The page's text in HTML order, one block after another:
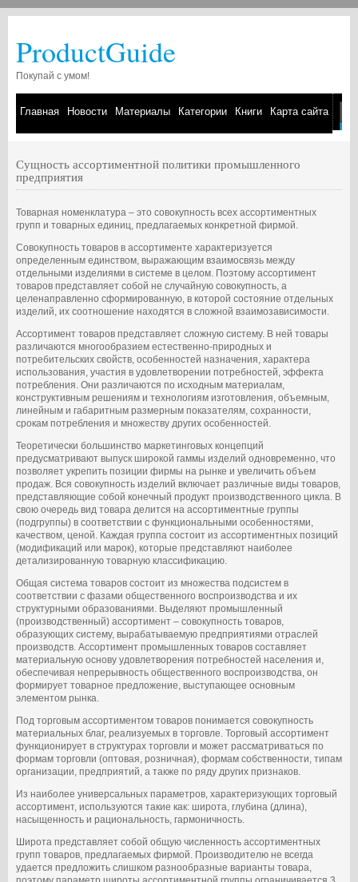
ProductGuide
Покупай с умом!
Главная Новости Материалы Категории Книги Карта сайта
Сущность ассортиментной политики промышленного
предприятия
Товарная номенклатура – это совокупность всех ассортиментных
групп и товарных единиц, предлагаемых конкретной фирмой.
Совокупность товаров в ассортименте характеризуется
определенным единством, выражающим взаимосвязь между
отдельными изделиями в системе в целом. Поэтому ассортимент
товаров представляет собой не случайную совокупность, а
целенаправленно сформированную, в которой состояние отдельных
изделий, их соотношение находятся в сложной взаимозависимости.
Ассортимент товаров представляет сложную систему. В ней товары
различаются многообразием естественно-природных и
потребительских свойств, особенностей назначения, характера
использования, участия в удовлетворении потребностей, эффекта
потребления. Они различаются по исходным материалам,
конструктивным решениям и технологиям изготовления, объемным,
линейным и габаритным размерным показателям, сохранности,
срокам потребления и множеству других особенностей.
Теоретически большинство маркетинговых концепций
предусматривают выпуск широкой гаммы изделий одновременно, что
позволяет укрепить позиции фирмы на рынке и увеличить объем
продаж. Вся совокупность изделий включает различные виды товаров,
представляющие собой конечный продукт производственного цикла. В
свою очередь вид товара делится на ассортиментные группы
(подгруппы) в соответствии с функциональными особенностями,
качеством, ценой. Каждая группа состоит из ассортиментных позиций
(модификаций или марок), которые представляют наиболее
детализированную товарную классификацию.
Общая система товаров состоит из множества подсистем в
соответствии с фазами общественного воспроизводства и их
структурными образованиями. Выделяют промышленный
(производственный) ассортимент – совокупность товаров,
образующих систему, вырабатываемую предприятиями отраслей
производств. Ассортимент промышленных товаров составляет
материальную основу удовлетворения потребностей населения и,
обеспечивая непрерывность общественного воспроизводства, он
формирует товарное предложение, выступающее основным
элементом рынка.
Под торговым ассортиментом товаров понимается совокупность
материальных благ, реализуемых в торговле. Торговый ассортимент
функционирует в структурах торговли и может рассматриваться по
формам торговли (оптовая, розничная), формам собственности, типам
организации, предприятий, а также по ряду других признаков.
Из наиболее универсальных параметров, характеризующих торговый
ассортимент, используются такие как: широта, глубина (длина),
насыщенность и рациональность, гармоничность.
Широта представляет собой общую численность ассортиментных
групп товаров, предлагаемых фирмой. Производителю не всегда
удается предложить слишком разнообразные варианты товара,